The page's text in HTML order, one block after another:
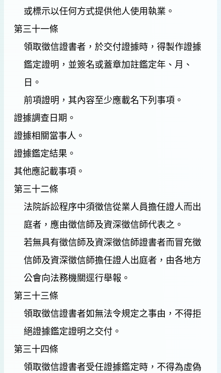
或標示以任何方式提供他人使用執業。
第三十一條
領取徵信證書者，於交付證據時，得製作證據
鑑定證明，並簽名或蓋章加註鑑定年、月、
日。
前項證明，其內容至少應載名下列事項。
證據調查日期。
證據相關當事人。
證據鑑定結果。
其他應記載事項。
第三十二條
法院訴訟程序中須徵信從業人員擔任證人而出
庭者，應由徵信師及資深徵信師代表之。
若無具有徵信師及資深徵信師證書者而冒充徵
信師及資深徵信師擔任證人出庭者，由各地方
公會向法務機關逕行舉報。
第三十三條
領取徵信證書者如無法令規定之事由，不得拒
絕證據鑑定證明之交付。
第三十四條
領取徵信證書者受任證據鑑定時，不得為虛偽